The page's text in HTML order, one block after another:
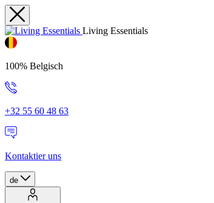
Living Essentials
100% Belgisch
+32 55 60 48 63
Kontaktier uns
de